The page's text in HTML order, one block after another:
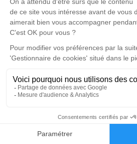
Faire-part
ici.
Cérémonie religieuse
lundi 07 novembre 2022 à
Église Saint Martin des
14 boulevard Abbé Chauvat